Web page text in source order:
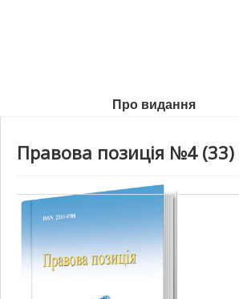
Про видання
Правова позиція №4 (33)